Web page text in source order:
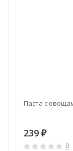
Паста с
239 ₽
0